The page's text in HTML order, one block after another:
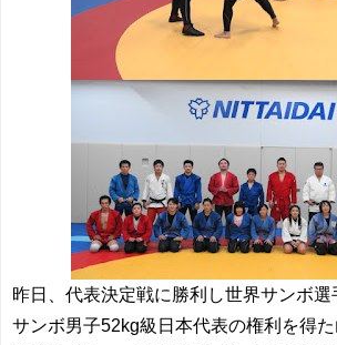
昨日、代表決定戦に勝利し世界サンボ
サンボ男子52kg級日本代表の権利を得